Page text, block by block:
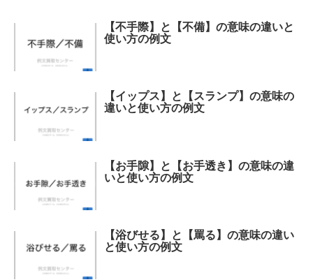
【不手際】と【不備】の意味の違いと
使い方の例文
【イップス】と【スランプ】の意味の
違いと使い方の例文
【お手隙】と【お手透き】の意味の違
いと使い方の例文
【浴びせる】と【罵る】の意味の違い
と使い方の例文